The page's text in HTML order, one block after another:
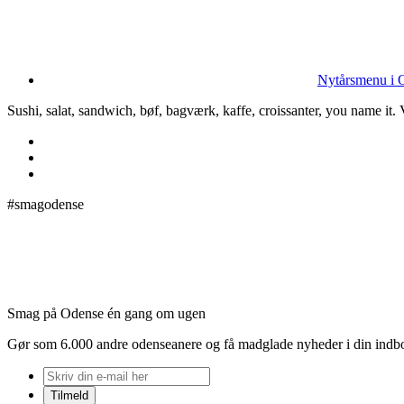
Nytårsmenu i
Sushi, salat, sandwich, bøf, bagværk, kaffe, croissanter, you name
#smagodense
Smag på Odense én gang om ugen
Gør som 6.000 andre odenseanere og få madglade nyheder i din